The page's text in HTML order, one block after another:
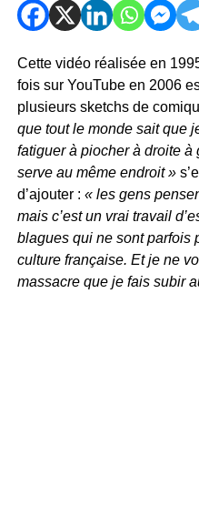
Cette vidéo réalisée en
fois sur YouTube en 2006
plusieurs sketchs de
que tout le monde sait que
fatiguer à piocher à droite à
serve au même endroit »
d’ajouter : « les gens
mais c’est un vrai travail
blagues qui ne sont parfois
culture française. Et je ne
massacre que je fais subir